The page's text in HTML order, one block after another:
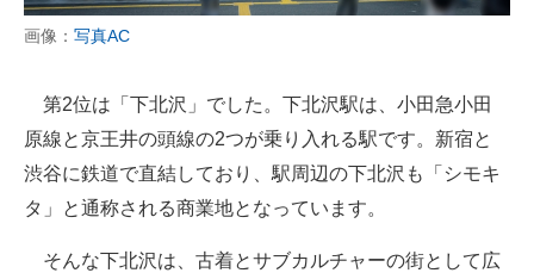
画像： 写真AC
第2位は「下北沢」でした。下北沢駅は、小田急小田
原線と京王井の頭線の2つが乗り入れる駅です。新宿と
渋谷に鉄道で直結しており、駅周辺の下北沢も「シモキ
タ」と通称される商業地となっています。
そんな下北沢は、古着とサブカルチャーの街として広